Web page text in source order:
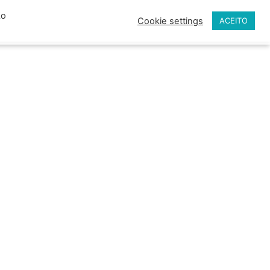
Cookie settings ACEITO